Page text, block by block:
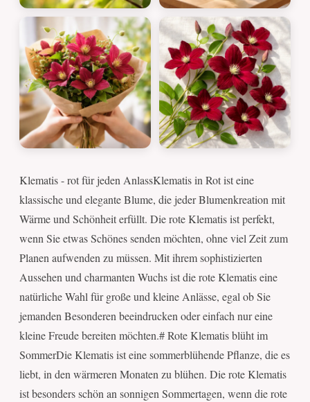
Klematis - rot für jeden AnlassKlematis in Rot ist eine
klassische und elegante Blume, die jeder Blumenkreation mit
Wärme und Schönheit erfüllt. Die rote Klematis ist perfekt,
wenn Sie etwas Schönes senden möchten, ohne viel Zeit zum
Planen aufwenden zu müssen. Mit ihrem sophistizierten
Aussehen und charmanten Wuchs ist die rote Klematis eine
natürliche Wahl für große und kleine Anlässe, egal ob Sie
jemanden Besonderen beeindrucken oder einfach nur eine
kleine Freude bereiten möchten.# Rote Klematis blüht im
SommerDie Klematis ist eine sommerblühende Pflanze, die es
liebt, in den wärmeren Monaten zu blühen. Die rote Klematis
ist besonders schön an sonnigen Sommertagen, wenn die rote